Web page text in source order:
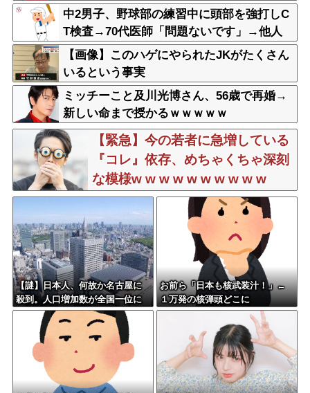
ｗｗｗｗｗｗｗ
中2男子、野球部の練習中に頭部を強打しC
T検査→70代医師「問題ないです」→他人
のCT画像で中学生死亡
【画像】このハゲにやられたJKがたくさん
いるという事実
ミッチーこと及川光博さん、56歳で再婚→
新しい命まで授かるｗｗｗｗｗ
【緊急】今の若者に急増している
『コレ』依存、めちゃくちゃ深刻
な模様w w w w w w w w w w
【謎】日本人、何故か名古屋に
殺到。人口増加数が全国一位に
お前ら「日本も核武装汁！」←
１万発の核弾頭どこに